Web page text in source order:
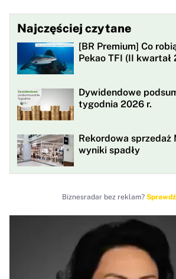
Najczęściej czytane
[BR Premium] Co
Pekao TFI (II kwartał
Dywidendowe
tygodnia 2026 r.
Rekordowa sprzedaż
wyniki spadły
Biznesradar bez reklam?